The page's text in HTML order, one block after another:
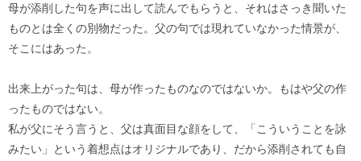
母が添削した句を声に出して読んでもらうと、それはさっき聞いた
ものとは全くの別物だった。父の句では現れていなかった情景が、
そこにはあった。
出来上がった句は、母が作ったものなのではないか。もはや父の作
ったものではない。
私が父にそう言うと、父は真面目な顔をして、「こういうことを詠
みたい」という着想点はオリジナルであり、だから添削されても自